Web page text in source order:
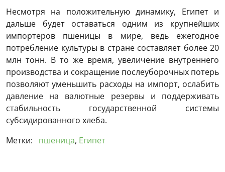
Несмотря на положительную динамику, Египет и
дальше будет оставаться одним из крупнейших
импортеров пшеницы в мире, ведь ежегодное
потребление культуры в стране составляет более 20
млн тонн. В то же время, увеличение внутреннего
производства и сокращение послеуборочных потерь
позволяют уменьшить расходы на импорт, ослабить
давление на валютные резервы и поддерживать
стабильность государственной системы
субсидированного хлеба.
Метки:
пшеница, Египет